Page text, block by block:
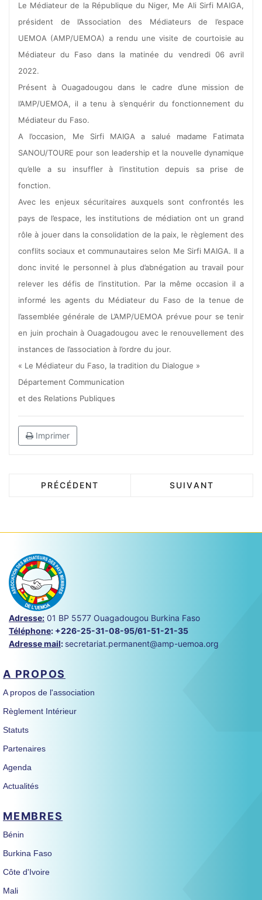
Le Médiateur de la République du Niger, Me Ali Sirfi MAIGA,
président de l’Association des Médiateurs de l’espace
UEMOA (AMP/UEMOA) a rendu une visite de courtoisie au
Médiateur du Faso dans la matinée du vendredi 06 avril
2022.
Présent à Ouagadougou dans le cadre d’une mission de
l’AMP/UEMOA, il a tenu à s’enquérir du fonctionnement du
Médiateur du Faso.
A l’occasion, Me Sirfi MAIGA a salué madame Fatimata
SANOU/TOURE pour son leadership et la nouvelle dynamique
qu’elle a su insuffler à l’institution depuis sa prise de
fonction.
Avec les enjeux sécuritaires auxquels sont confrontés les
pays de l’espace, les institutions de médiation ont un grand
rôle à jouer dans la consolidation de la paix, le règlement des
conflits sociaux et communautaires selon Me Sirfi MAIGA. Il a
donc invité le personnel à plus d’abnégation au travail pour
relever les défis de l’institution. Par la même occasion il a
informé les agents du Médiateur du Faso de la tenue de
l’assemblée générale de L’AMP/UEMOA prévue pour se tenir
en juin prochain à Ouagadougou avec le renouvellement des
instances de l’association à l’ordre du jour.
« Le Médiateur du Faso, la tradition du Dialogue »
Département Communication
et des Relations Publiques
Imprimer
PRÉCÉDENT SUIVANT
Adresse: 01 BP 5577 Ouagadougou Burkina Faso
Téléphone: +226-25-31-08-95/61-51-21-35
Adresse mail: secretariat.permanent@amp-uemoa.org
A PROPOS
A propos de l'association
Règlement Intérieur
Statuts
Partenaires
Agenda
Actualités
MEMBRES
Bénin
Burkina Faso
Côte d'Ivoire
Mali